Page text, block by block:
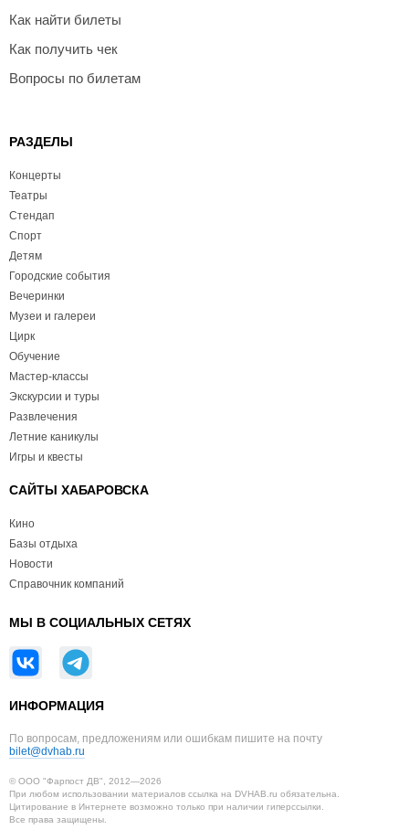
Как найти билеты
Как получить чек
Вопросы по билетам
РАЗДЕЛЫ
Концерты
Театры
Стендап
Спорт
Детям
Городские события
Вечеринки
Музеи и галереи
Цирк
Обучение
Мастер-классы
Экскурсии и туры
Развлечения
Летние каникулы
Игры и квесты
САЙТЫ ХАБАРОВСКА
Кино
Базы отдыха
Новости
Справочник компаний
МЫ В СОЦИАЛЬНЫХ СЕТЯХ
ИНФОРМАЦИЯ
По вопросам, предложениям или ошибкам пишите на почту
bilet@dvhab.ru
© ООО "Фарпост ДВ", 2012—2026
При любом использовании материалов ссылка на DVHAB.ru обязательна.
Цитирование в Интернете возможно только при наличии гиперссылки.
Все права защищены.